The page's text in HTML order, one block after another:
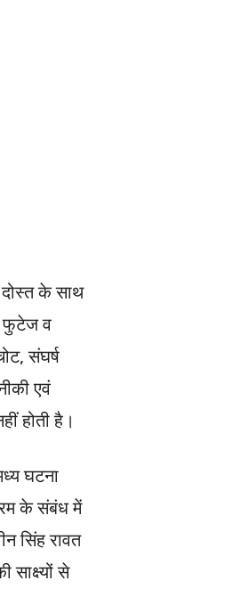
दोस्त के साथ
फुटेज व
संघर्ष
एवं
होती है।
घटना
के संबंध में
सिंह रावत
साक्ष्यों से